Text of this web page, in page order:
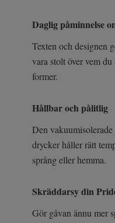
Daglig påminnelse
Texten och designen
vara stolt över vem
former.
Hållbar och pålitlig
Den
drycker håller rätt
språng eller hemma.
Skräddarsy din
Gör gåvan ännu mer